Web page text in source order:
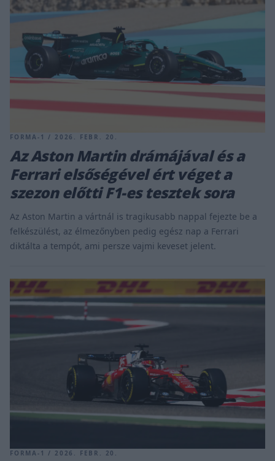
FORMA-1 / 2026. FEBR. 20.
Az Aston Martin drámájával és a
Ferrari elsőségével ért véget a
szezon előtti F1-es tesztek sora
Az Aston Martin a vártnál is tragikusabb nappal fejezte be a
felkészülést, az élmezőnyben pedig egész nap a Ferrari
diktálta a tempót, ami persze vajmi keveset jelent.
FORMA-1 / 2026. FEBR. 20.